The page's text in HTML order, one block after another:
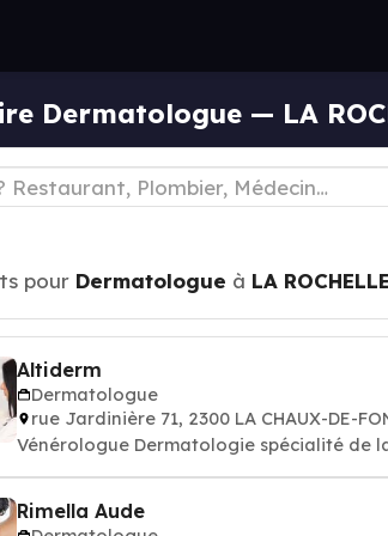
Dermatologue — LA
pour Dermatologue à LA ROCHELLE
Altiderm
Dermatologue
rue Jardinière 71, 2300 LA CHAUX-DE-
Vénérologue Dermatologie spécialité de
Rimella Aude